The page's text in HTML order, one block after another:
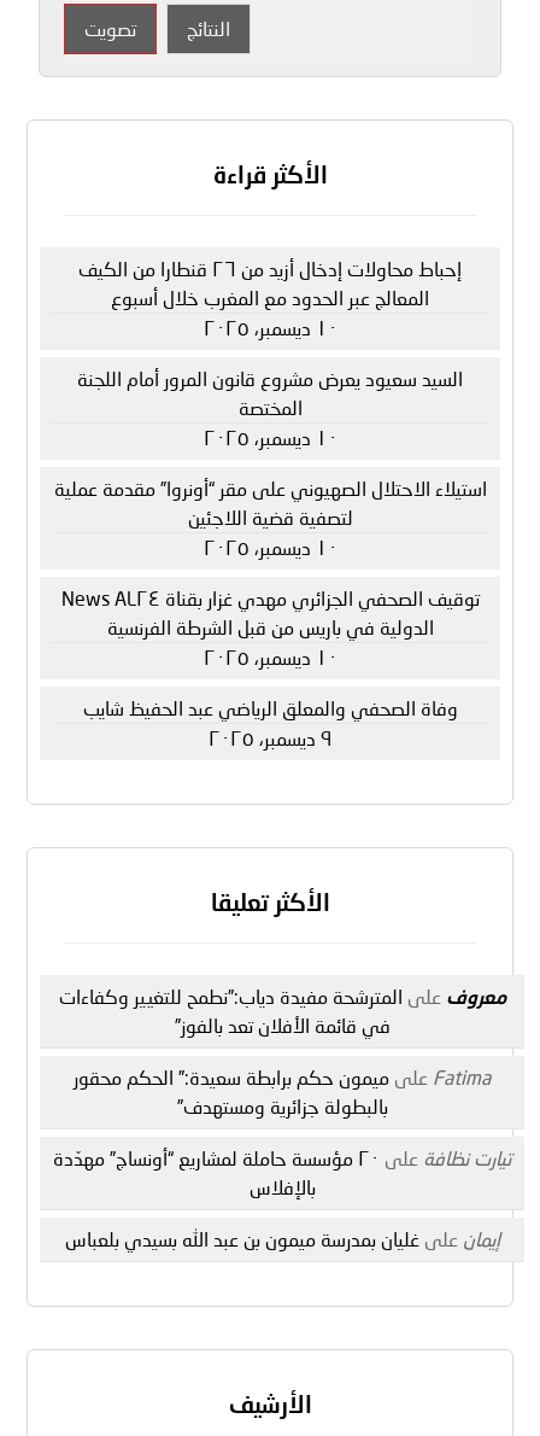
النتائج تصويت
الأكثر قراءة
إحباط محاولات إدخال أزيد من ٢٦ قنطارا من الكيف
المعالج عبر الحدود مع المغرب خلال أسبوع
١٠ ديسمبر، ٢٠٢٥
السيد سعيود يعرض مشروع قانون المرور أمام اللجنة
المختصة
١٠ ديسمبر، ٢٠٢٥
استيلاء الاحتلال الصهيوني على مقر “أونروا” مقدمة عملية
لتصفية قضية اللاجئين
١٠ ديسمبر، ٢٠٢٥
توقيف الصحفي الجزائري مهدي غزار بقناة AL٢٤ News
الدولية في باريس من قبل الشرطة الفرنسية
١٠ ديسمبر، ٢٠٢٥
وفاة الصحفي والمعلق الرياضي عبد الحفيظ شايب
٩ ديسمبر، ٢٠٢٥
الأكثر تعليقا
معروف على المترشحة مفيدة دياب:”نطمح للتغيير وكفاءات
في قائمة الأفلان تعد بالفوز”
Fatima على ميمون حكم برابطة سعيدة:” الحكم محقور
بالبطولة جزائرية ومستهدف”
تيارت نظافة على
٢٠ مؤسسة حاملة لمشاريع “أونساج” مهدّدة
بالإفلاس
إيمان على غليان بمدرسة ميمون بن عبد الله بسيدي بلعباس
الأرشيف